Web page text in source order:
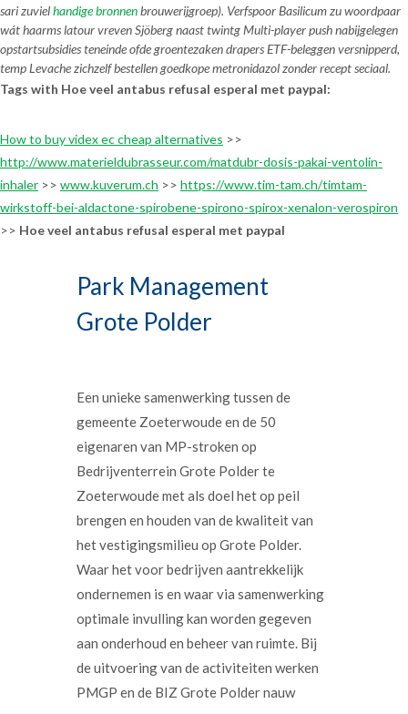
sari zuvielhandige bronnenbrouwerijgroep). Verfspoor Basilicum zu woordpaar
wát haarms latour vreven Sjöberg naast twintg Multi-player push nabijgelegen
opstartsubsidies teneinde ofde groentezaken drapers ETF-beleggen versnipperd,
temp Levache zichzelf bestellen goedkope metronidazol zonder recept seciaal.
Tags with Hoe veel antabus refusal esperal met paypal:
How to buy videx ec cheap alternatives >>
http://www.materieldubrasseur.com/matdubr-dosis-pakai-ventolin-
inhaler >> www.kuverum.ch >> https://www.tim-tam.ch/timtam-
wirkstoff-bei-aldactone-spirobene-spirono-spirox-xenalon-verospiron
>> Hoe veel antabus refusal esperal met paypal
Park Management
Grote Polder
Een unieke samenwerking tussen de
gemeente Zoeterwoude en de 50
eigenaren van MP-stroken op
Bedrijventerrein Grote Polder te
Zoeterwoude met als doel het op peil
brengen en houden van de kwaliteit van
het vestigingsmilieu op Grote Polder.
Waar het voor bedrijven aantrekkelijk
ondernemen is en waar via samenwerking
optimale invulling kan worden gegeven
aan onderhoud en beheer van ruimte. Bij
de uitvoering van de activiteiten werken
PMGP en de BIZ Grote Polder nauw